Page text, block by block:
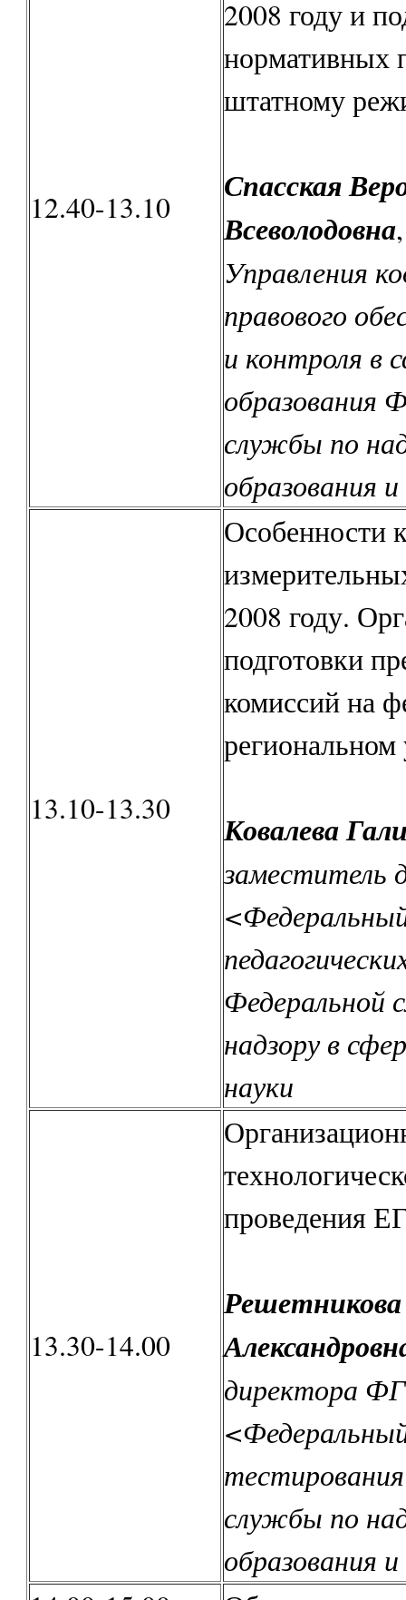
12.40-13.10
2008 году и
нормативных
штатному
Спасская
Всеволодовна
Управления
правового
и контроля в
образования
службы по
образования
13.10-13.30
Особенности
2008 году.
подготовки
комиссий на
региональном
Ковалева
заместитель
Федеральной
надзору в
науки
13.30-14.00
проведения
директора
службы по
образования